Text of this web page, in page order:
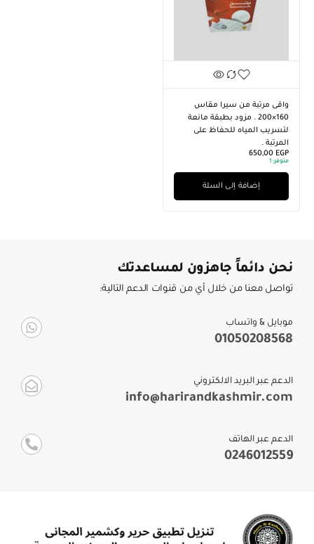
واقى مرتبة من سيرا مقاس
160×200 . مزود بطبقة مانعة
لتسريب المياه للحفاظ على
المرتبة .
650,00 EGP
متوفر:
إضافة إلى السلة
نحن دائماً جاهزون لمساعدتك
تواصل معنا من خلال أي من قنوات الدعم التالية:
موبايل & واتساب
01050208568
الدعم عبر البريد الالكتروني
info@harirandkashmir.com
الدعم عبر الهاتف
0246012559